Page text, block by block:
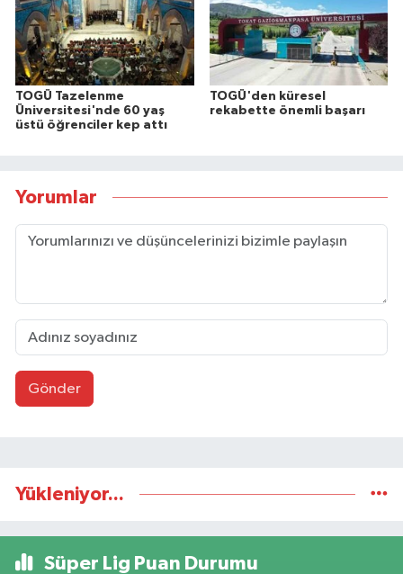
TOGÜ Tazelenme
Üniversitesi'nde 60 yaş
üstü öğrenciler kep attı
TOGÜ'den küresel
rekabette önemli başarı
Yorumlar
Gönder
Yükleniyor...
Süper Lig Puan Durumu